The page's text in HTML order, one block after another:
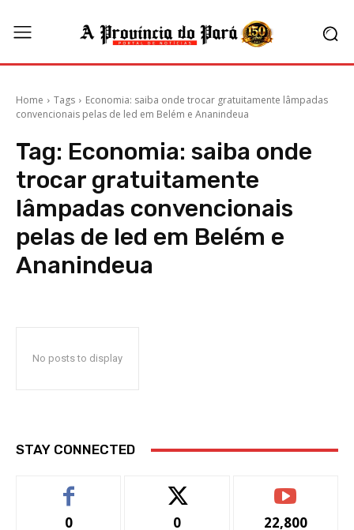
Home Tags
Economia: saiba onde trocar gratuitamente lâmpadas
convencionais pelas de led em Belém e Ananindeua
Tag: Economia: saiba onde
trocar gratuitamente
lâmpadas convencionais
pelas de led em Belém e
Ananindeua
No posts to display
STAY CONNECTED
0 0 22,800